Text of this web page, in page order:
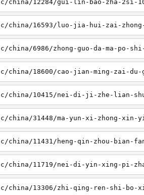
china/12284/gui-lin-bao-zha-2si-
china/16593/luo-jia-hui-zai-zhong-
china/6986/zhong-guo-da-ma-po-
china/18600/cao-jian-ming-zai-
sc/china/10415/nei-di-ji-zhe-lian-
china/31448/ma-yun-xi-zhong-
china/11431/heng-qin-zhou-bian-
sc/china/11719/nei-di-yin-xing-pi-
sc/china/13306/zhi-qing-ren-shi-